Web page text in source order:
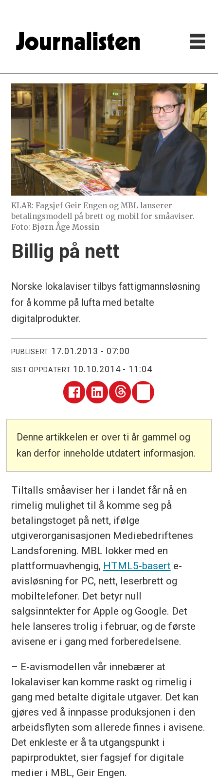
KLAR: Fagsjef Geir Engen og MBL lanserer
betalingsmodell på brett og mobil for småaviser.
Foto: Bjørn Åge Mossin
Billig på nett
Norske lokalaviser tilbys fattigmannsløsning
for å komme på lufta med betalte
digitalprodukter.
PUBLISERT 17.01.2013 - 07:00
SIST OPPDATERT 10.10.2014 - 11:04
Denne artikkelen er over ti år gammel og
kan derfor inneholde utdatert informasjon.
Tiltalls småaviser her i landet får nå en
rimelig mulighet til å komme seg på
betalingstoget på nett, ifølge
utgiverorganisasjonen Mediebedriftenes
Landsforening. MBL lokker med en
plattformuavhengig, HTML5-basert e-
avisløsning for PC, nett, leserbrett og
mobiltelefoner. Det betyr null
salgsinntekter for Apple og Google. Det
hele lanseres trolig i februar, og de første
avisene er i gang med forberedelsene.
– E-avismodellen vår innebærer at
lokalaviser kan komme raskt og rimelig i
gang med betalte digitale utgaver. Det kan
gjøres ved å innpasse produksjonen i den
arbeidsflyten som allerede finnes i avisene.
Det enkleste er å ta utgangspunkt i
papirproduktet, sier fagsjef for digitale
medier i MBL, Geir Engen.